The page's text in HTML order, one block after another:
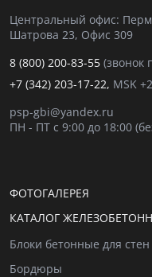
Центральный офис:
Шатрова 23, Офис 309
8 (800) 200-83-55 (звонок
+7 (342) 203-17-22, MSK +2
psp-gbi@yandex.ru
ПН - ПТ с 9:00 до 18:00
ФОТОГАЛЕРЕЯ
КАТАЛОГ
Блоки бетонные для
Бордюры